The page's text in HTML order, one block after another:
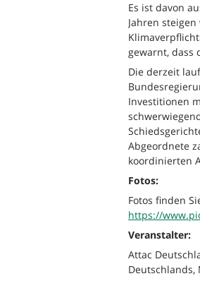
Es ist davon
Jahren
gewarnt, dass
Die derzeit
Investitionen
Abgeordnete
koordinierten
Fotos:
Fotos finden
https://
Veranstalter:
Attac
Deutschlands,